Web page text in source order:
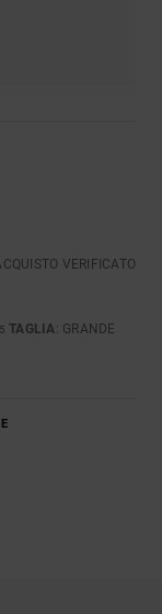
VERIFICATO
TAGLIA: GRANDE